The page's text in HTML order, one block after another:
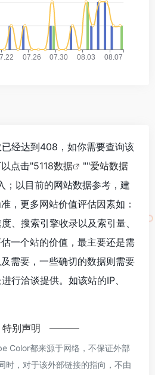
经达到408，如你需要查询该
点击"5118数据 ""爱站数据
；以目前的网站数据参考，建
，更多网站价值评估因素如：
、搜索引擎收录以及索引量、
一个站的价值，最主要还是需
需要，一些确切的数据则需要
行洽谈提供。如该站的IP、
特别声明
Color都来源于网络，不保证外部
时，对于该外部链接的指向，不由